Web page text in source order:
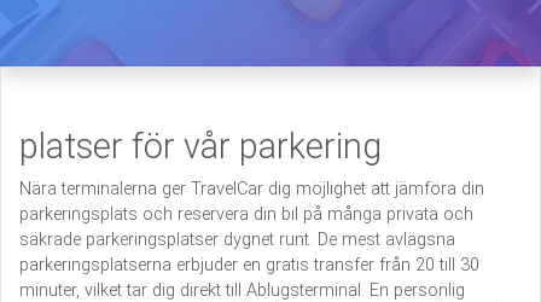
platser för vår parkering
Nära terminalerna ger TravelCar dig möjlighet att jämföra din
parkeringsplats och reservera din bil på många privata och
säkrade parkeringsplatser dygnet runt. De mest avlägsna
parkeringsplatserna erbjuder en gratis transfer från 20 till 30
minuter, vilket tar dig direkt till Ablugsterminal. En personlig